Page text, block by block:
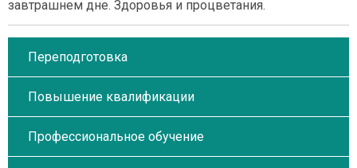
завтрашнем дне. Здоровья и процветания.
Переподготовка
Повышение квалификации
Профессиональное обучение